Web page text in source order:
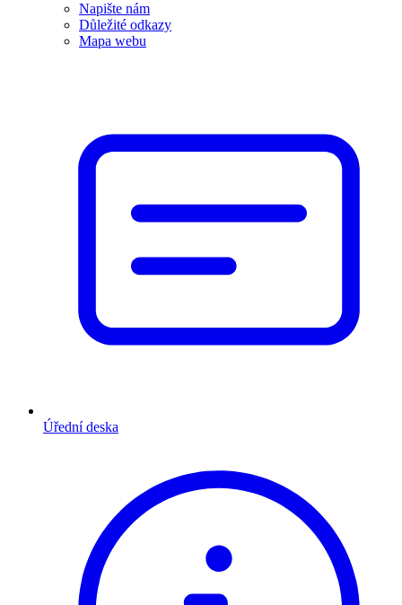
Napište nám
Důležité odkazy
Mapa webu
Úřední deska